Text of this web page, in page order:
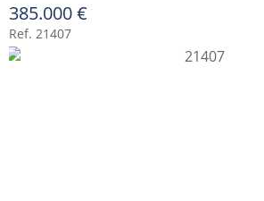
385.000 €
Ref. 21407
▼